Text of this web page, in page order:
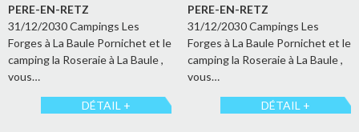
PERE-EN-RETZ
31/12/2030 Campings Les
Forges à La Baule Pornichet et le
camping la Roseraie à La Baule ,
vous…
DÉTAIL +
PERE-EN-RETZ
31/12/2030 Campings Les
Forges à La Baule Pornichet et le
camping la Roseraie à La Baule ,
vous…
DÉTAIL +